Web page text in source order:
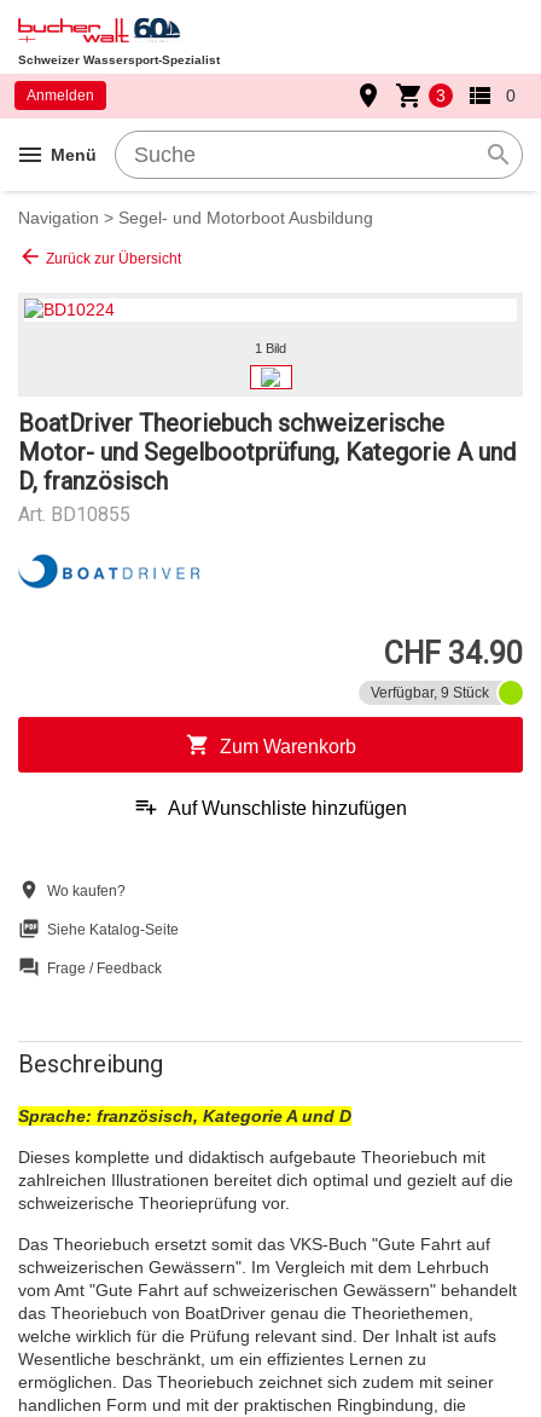
Schweizer Wassersport-Spezialist
menu Menü search
Anmelden place shopping_cart 3 view_list 0
Navigation > Segel- und Motorboot Ausbildung
arrow_back Zurück zur Übersicht
1 Bild
BoatDriver Theoriebuch schweizerische
Motor- und Segelbootprüfung, Kategorie A und
D, französisch
Art. BD10855
CHF 34.90
Verfügbar, 9 Stück
shopping_cart Zum Warenkorb
playlist_add Auf Wunschliste hinzufügen
location_on Wo kaufen?
picture_as_pdf Siehe Katalog-Seite
question_answer Frage / Feedback
Beschreibung
Sprache: französisch, Kategorie A und D
Dieses komplette und didaktisch aufgebaute Theoriebuch mit
zahlreichen Illustrationen bereitet dich optimal und gezielt auf die
schweizerische Theorieprüfung vor.
Das Theoriebuch ersetzt somit das VKS-Buch "Gute Fahrt auf
schweizerischen Gewässern". Im Vergleich mit dem Lehrbuch
vom Amt "Gute Fahrt auf schweizerischen Gewässern" behandelt
das Theoriebuch von BoatDriver genau die Theoriethemen,
welche wirklich für die Prüfung relevant sind. Der Inhalt ist aufs
Wesentliche beschränkt, um ein effizientes Lernen zu
ermöglichen. Das Theoriebuch zeichnet sich zudem mit seiner
handlichen Form und mit der praktischen Ringbindung, die